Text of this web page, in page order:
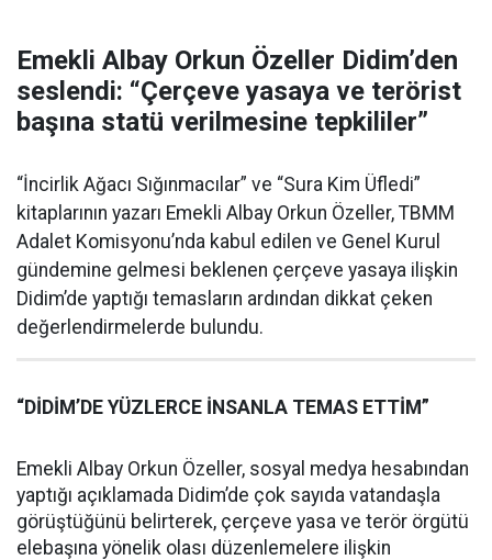
Emekli Albay Orkun Özeller Didim’den
seslendi: “Çerçeve yasaya ve terörist
başına statü verilmesine tepkililer”
“İncirlik Ağacı Sığınmacılar” ve “Sura Kim Üfledi”
kitaplarının yazarı Emekli Albay Orkun Özeller, TBMM
Adalet Komisyonu’nda kabul edilen ve Genel Kurul
gündemine gelmesi beklenen çerçeve yasaya ilişkin
Didim’de yaptığı temasların ardından dikkat çeken
değerlendirmelerde bulundu.
“DİDİM’DE YÜZLERCE İNSANLA TEMAS ETTİM”
Emekli Albay Orkun Özeller, sosyal medya hesabından
yaptığı açıklamada Didim’de çok sayıda vatandaşla
görüştüğünü belirterek, çerçeve yasa ve terör örgütü
elebaşına yönelik olası düzenlemelere ilişkin